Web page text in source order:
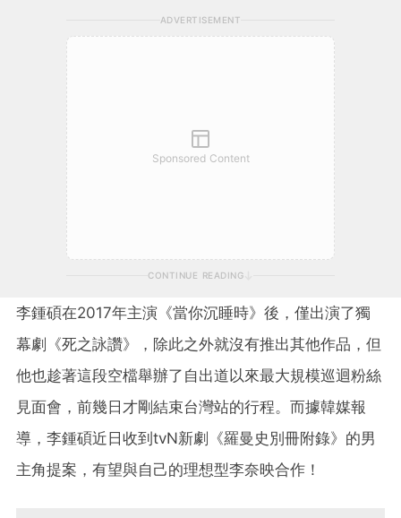
ADVERTISEMENT
Sponsored Content
CONTINUE READING
李鍾碩在2017年主演《當你沉睡時》後，僅出演了獨
幕劇《死之詠讚》，除此之外就沒有推出其他作品，但
他也趁著這段空檔舉辦了自出道以來最大規模巡迴粉絲
見面會，前幾日才剛結束台灣站的行程。而據韓媒報
導，李鍾碩近日收到tvN新劇《羅曼史別冊附錄》的男
主角提案，有望與自己的理想型李奈映合作！